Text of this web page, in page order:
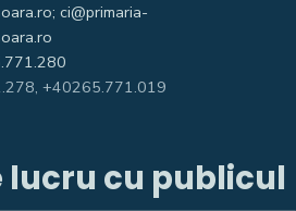
ci@primaria-
+40265.771.019
lucru cu publicul